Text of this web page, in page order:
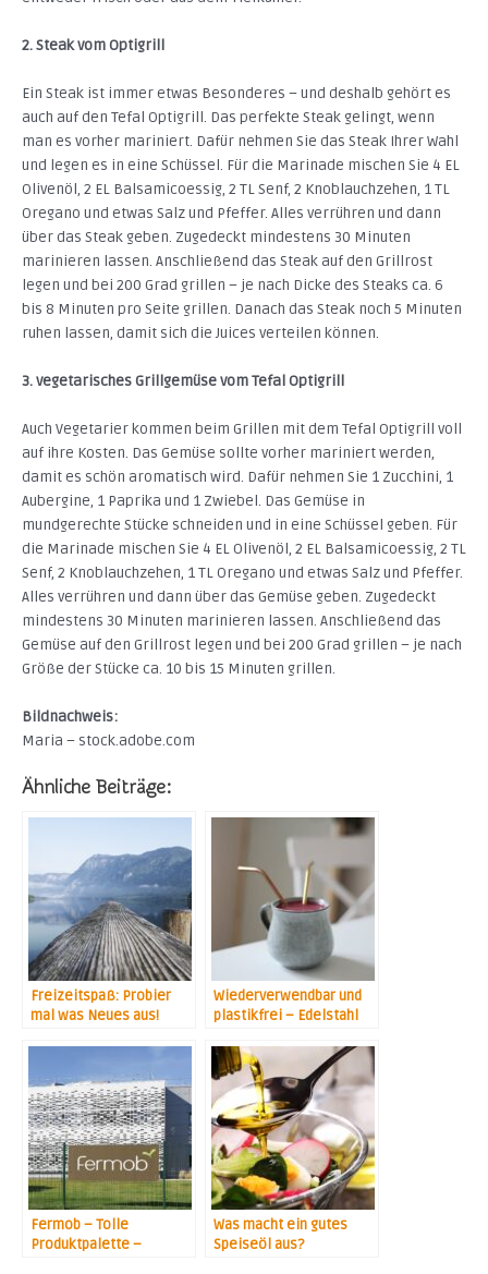
2. Steak vom Optigrill
Ein Steak ist immer etwas Besonderes – und deshalb gehört es
auch auf den Tefal Optigrill. Das perfekte Steak gelingt, wenn
man es vorher mariniert. Dafür nehmen Sie das Steak Ihrer Wahl
und legen es in eine Schüssel. Für die Marinade mischen Sie 4 EL
Olivenöl, 2 EL Balsamicoessig, 2 TL Senf, 2 Knoblauchzehen, 1 TL
Oregano und etwas Salz und Pfeffer. Alles verrühren und dann
über das Steak geben. Zugedeckt mindestens 30 Minuten
marinieren lassen. Anschließend das Steak auf den Grillrost
legen und bei 200 Grad grillen – je nach Dicke des Steaks ca. 6
bis 8 Minuten pro Seite grillen. Danach das Steak noch 5 Minuten
ruhen lassen, damit sich die Juices verteilen können.
3. vegetarisches Grillgemüse vom Tefal Optigrill
Auch Vegetarier kommen beim Grillen mit dem Tefal Optigrill voll
auf ihre Kosten. Das Gemüse sollte vorher mariniert werden,
damit es schön aromatisch wird. Dafür nehmen Sie 1 Zucchini, 1
Aubergine, 1 Paprika und 1 Zwiebel. Das Gemüse in
mundgerechte Stücke schneiden und in eine Schüssel geben. Für
die Marinade mischen Sie 4 EL Olivenöl, 2 EL Balsamicoessig, 2 TL
Senf, 2 Knoblauchzehen, 1 TL Oregano und etwas Salz und Pfeffer.
Alles verrühren und dann über das Gemüse geben. Zugedeckt
mindestens 30 Minuten marinieren lassen. Anschließend das
Gemüse auf den Grillrost legen und bei 200 Grad grillen – je nach
Größe der Stücke ca. 10 bis 15 Minuten grillen.
Bildnachweis:
Maria – stock.adobe.com
Ähnliche Beiträge:
Freizeitspaß: Probier
mal was Neues aus!
Wiederverwendbar und
plastikfrei – Edelstahl
Fermob – Tolle
Produktpalette –
Was macht ein gutes
Speiseöl aus?